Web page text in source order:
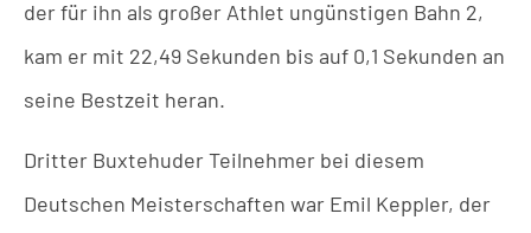
der für ihn als großer Athlet ungünstigen Bahn 2,
kam er mit 22,49 Sekunden bis auf 0,1 Sekunden an
seine Bestzeit heran.
Dritter Buxtehuder Teilnehmer bei diesem
Deutschen Meisterschaften war Emil Keppler, der